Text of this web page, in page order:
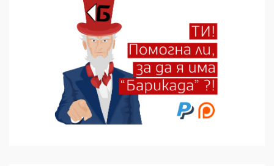
136 страни в ООН
подкрепиха Куба, България
избра да е сред 30
„въздържали се“
Удължаването на „Чат
контрола“ в ЕС е обида за
демокрацията